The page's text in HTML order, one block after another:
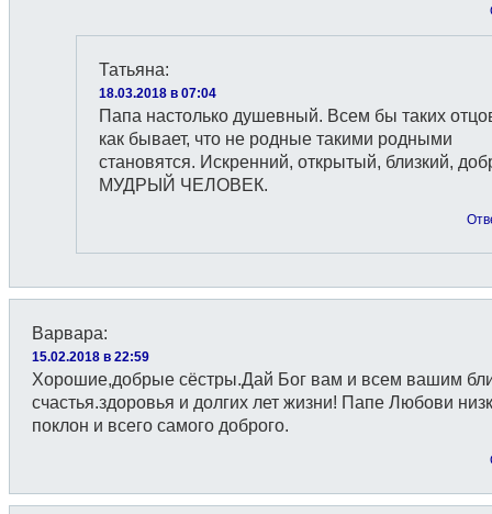
Татьяна:
18.03.2018 в 07:04
Папа настолько душевный. Всем бы таких
как бывает, что не родные такими родными
становятся. Искренний, открытый, близкий,
МУДРЫЙ ЧЕЛОВЕК.
Варвара:
15.02.2018 в 22:59
Хорошие,добрые сёстры.Дай Бог вам и всем вашим
счастья.здоровья и долгих лет жизни! Папе Любови
поклон и всего самого доброго.